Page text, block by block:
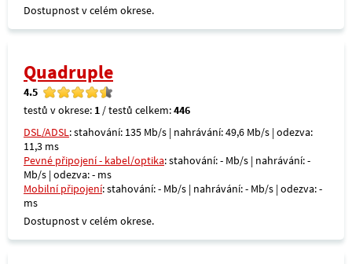
Dostupnost v celém okrese.
Quadruple
4.5
testů v okrese: 1 / testů celkem:446
DSL/ADSL: stahování: 135 Mb/s | nahrávání: 49,6 Mb/s | odezva:
11,3 ms
Pevné připojení - kabel/optika: stahování: - Mb/s | nahrávání: -
Mb/s | odezva: - ms
Mobilní připojení: stahování: - Mb/s | nahrávání: - Mb/s | odezva: -
ms
Dostupnost v celém okrese.